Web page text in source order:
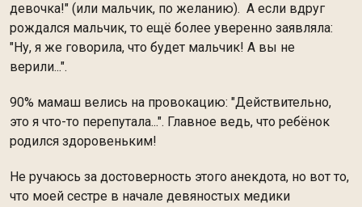
девочка!" (или мальчик, по желанию). А если вдруг
рождался мальчик, то ещё более уверенно заявляла:
"Ну, я же говорила, что будет мальчик! А вы не
верили...".
90% мамаш велись на провокацию: "Действительно,
это я что-то перепутала...". Главное ведь, что ребёнок
родился здоровеньким!
Не ручаюсь за достоверность этого анекдота, но вот то,
что моей сестре в начале девяностых медики